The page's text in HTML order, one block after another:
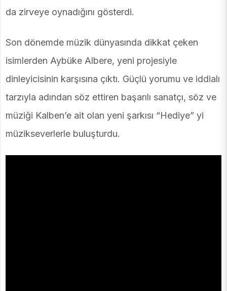
da zirveye oynadığını gösterdi.
Son dönemde müzik dünyasında dikkat çeken
isimlerden Aybüke Albere, yeni projesiyle
dinleyicisinin karşısına çıktı. Güçlü yorumu ve iddialı
tarzıyla adından söz ettiren başarılı sanatçı, söz ve
müziği Kalben’e ait olan yeni şarkısı “Hediye” yi
müzikseverlerle buluşturdu.